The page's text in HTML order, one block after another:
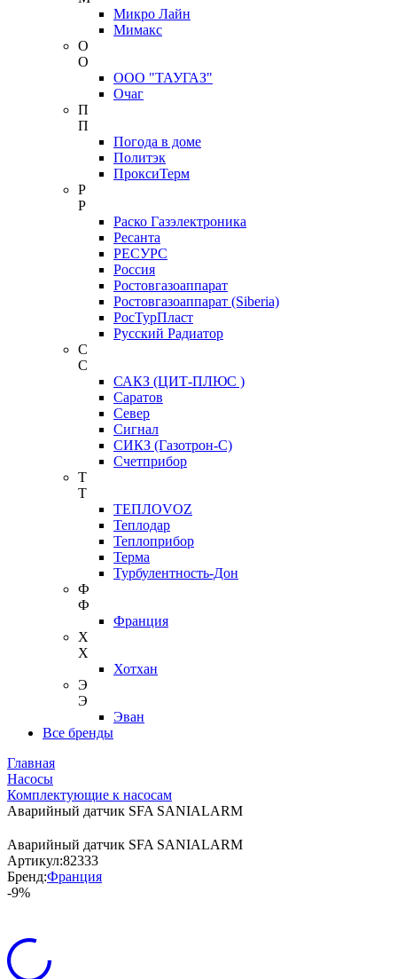
Микро Лайн
Мимакс
О
О
ООО "ТАУГАЗ"
Очаг
П
П
Погода в доме
Политэк
ПроксиТерм
Р
Р
Раско Газэлектроника
Ресанта
РЕСУРС
Россия
Ростовгазоаппарат
Ростовгазоаппарат (Siberia)
РосТурПласт
Русский Радиатор
С
С
САКЗ (ЦИТ-ПЛЮС )
Саратов
Север
Сигнал
СИКЗ (Газотрон-С)
Счетприбор
Т
Т
ТЕПЛОVOZ
Теплодар
Теплоприбор
Терма
Турбулентность-Дон
Ф
Ф
Франция
Х
Х
Хотхан
Э
Э
Эван
Все бренды
Главная
Насосы
Комплектующие к насосам
Аварийный датчик SFA SANIALARM
Аварийный датчик SFA SANIALARM
Артикул:82333
Бренд:Франция
-9%